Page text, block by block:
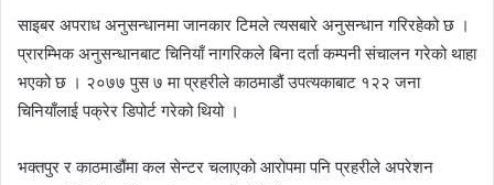
साइबर अपराध अनुसन्धानमा जानकार टिमले त्यसबारे अनुसन्धान गरिरहेको छ ।
प्रारम्भिक अनुसन्धानबाट चिनियाँ नागरिकले बिना दर्ता कम्पनी संचालन गरेको थाहा
भएको छ । २०७७ पुस ७ मा प्रहरीले काठमाडौं उपत्यकाबाट १२२ जना
चिनियाँलाई पक्रेर डिपोर्ट गरेको थियो ।
भक्तपुर र काठमाडौंमा कल सेन्टर चलाएको आरोपमा पनि प्रहरीले अपरेशन